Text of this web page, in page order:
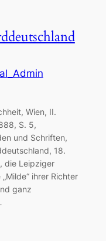
Wien, II.
S. 5,
und Schriften,
18.
die Leipziger
ihrer Richter
ganz